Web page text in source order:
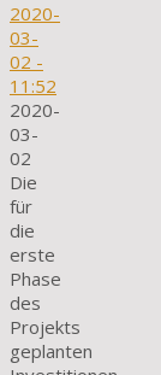
2020-
03-
02 -
11:52
2020-
03-
02
Die
für
die
erste
Phase
des
Projekts
geplanten